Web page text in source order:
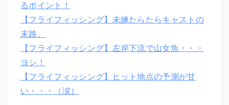
るポイント！
【フライフィッシング】未練たらたらキャストの
末路。
【フライフィッシング】左岸下流で山女魚・・・
ヨシ！
【フライフィッシング】ヒット地点の予測が甘
い・・・（涙）